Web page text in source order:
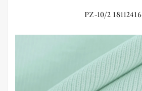
PZ-10/2 18112416